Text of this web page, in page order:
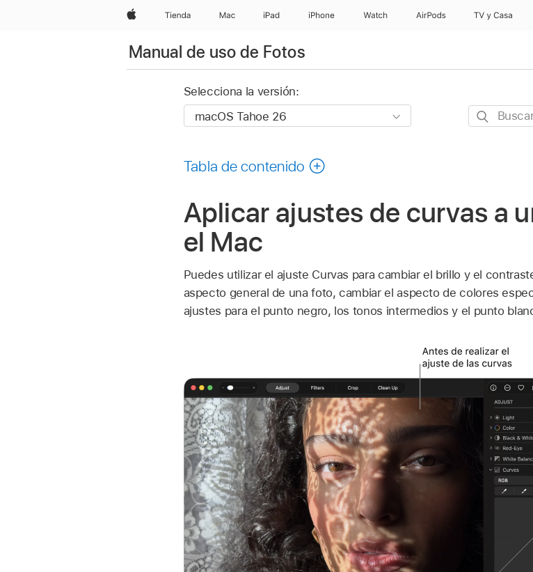
AppleTienda Mac iPad iPhone Watch AirPods TV y Casa
Manual de uso de Fotos
Selecciona la versión:
Buscar
Tabla de contenido
Aplicar ajustes de curvas a
el Mac
Puedes utilizar el ajuste Curvas para cambiar el brillo y el
aspecto general de una foto, cambiar el aspecto de colores
ajustes para el punto negro, los tonos intermedios y el punto